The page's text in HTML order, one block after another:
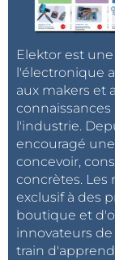
Elektor est
l'électronique
aux makers et
l'industrie.
encouragé
concevoir,
concrètes.
exclusif à des
boutique et
innovateurs
train